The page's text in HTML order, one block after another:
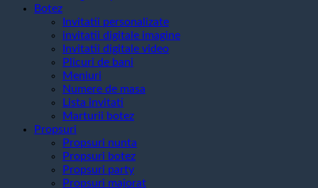
Botez
Invitatii personalizate
invitatii digitale imagine
Invitatii digitale video
Plicuri de bani
Meniuri
Numere de masa
Lista invitati
Marturii botez
Propsuri
Propsuri nunta
Propsuri botez
Propsuri party
Propsuri majorat